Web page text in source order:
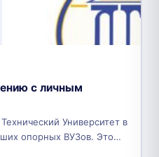
с личным
Университет в
опорных ВУЗов. Это
выпускает